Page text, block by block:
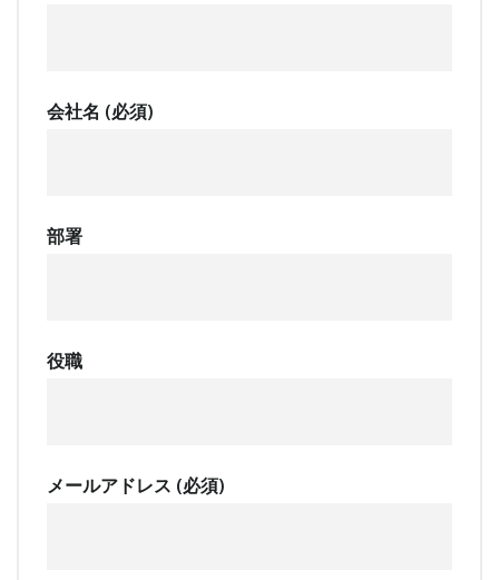
会社名 (必須)
部署
役職
メールアドレス (必須)